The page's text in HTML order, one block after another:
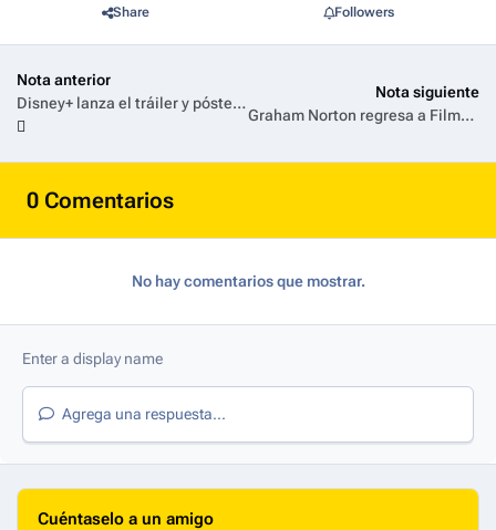
Share Followers
Nota anterior
Disney+ lanza el tráiler y póster de "Todo Vale", el esperado drama legal de Ryan Murphy
Nota siguiente
Graham Norton regresa a Film&Arts con una nueva temporada
0 Comentarios
No hay comentarios que mostrar.
Agrega una respuesta...
Cuéntaselo a un amigo